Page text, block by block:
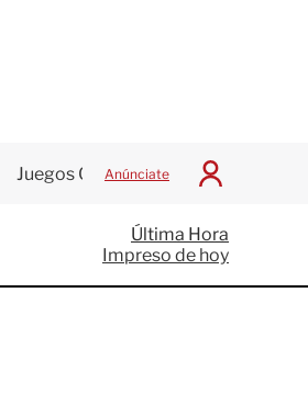
Juegos Centroamericanos
Anúnciate
I
c
i
a
Última Hora
Impreso de hoy